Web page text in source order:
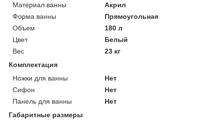
Материал ванны
Акрил
Форма ванны
Прямоугольная
Объем
180 л
Цвет
Белый
Вес
23 кг
Комплектация
Ножки для ванны
Нет
Сифон
Нет
Панель для ванны
Нет
Габаритные размеры